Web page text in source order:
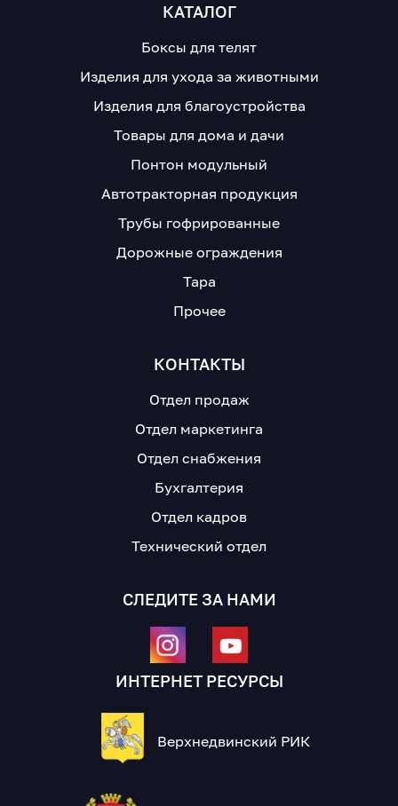
КАТАЛОГ
Боксы для телят
Изделия для ухода за животными
Изделия для благоустройства
Товары для дома и дачи
Понтон модульный
Автотракторная продукция
Трубы гофрированные
Дорожные ограждения
Тара
Прочее
КОНТАКТЫ
Отдел продаж
Отдел маркетинга
Отдел снабжения
Бухгалтерия
Отдел кадров
Технический отдел
СЛЕДИТЕ ЗА НАМИ
ИНТЕРНЕТ РЕСУРСЫ
Верхнедвинский РИК